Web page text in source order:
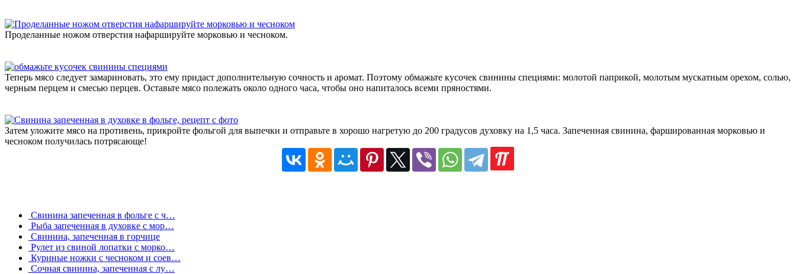
Проделанные ножом отверстия нафаршируйте морковью и чесноком.
Теперь мясо следует замариновать, это ему придаст дополнительную сочность и аромат. Поэтому обмажьте кусочек свинины специями: молотой паприкой, молотым мускатным орехом, солью,
черным перцем и смесью перцев. Оставьте мясо полежать около одного часа, чтобы оно напиталось всеми пряностями.
Затем уложите мясо на противень, прикройте фольгой для выпечки и отправьте в хорошо нагретую до 200 градусов духовку на 1,5 часа. Запеченная свинина, фаршированная морковью и
чесноком получилась потрясающе!
Свинина запеченная в фольге с ч…
Рыба запеченная в духовке с мор…
Свинина, запеченная в горчице
Рулет из свиной лопатки с морко…
Куриные ножки с чесноком и соев…
Сочная свинина, запеченная с лу…